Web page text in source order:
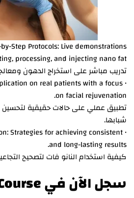
by-Step Protocols: Live demonstrations
processing, and injecting nano fat.
تدريب مباشر على استخراج الدهون
on real patients with a focus
on facial rejuvenation.
تطبيق عملي على حالات حقيقية لتحسين
شبابها.
Strategies for achieving consistent
and long-lasting results.
كيفية استخدام النانو فات لتصحيح
سجل الآن في Nano Fat Course